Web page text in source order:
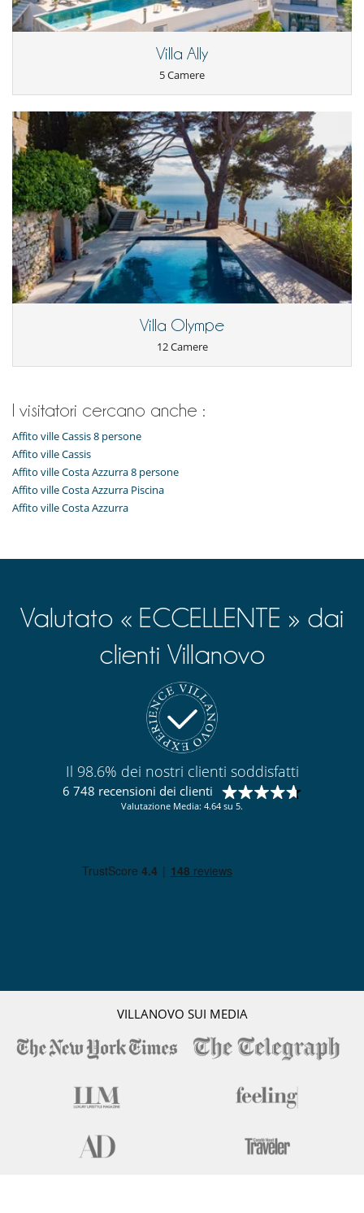
Accesso internet (wifi)
Piscina esteriore privata
Sistema di sicurezza per piscine
Elettrodomestici
Congelatore
forno
Frigorifero
Grill
Lavastoviglie
Lavatrice
Macchina a caffè
Macchina per il caffè Nespresso
Piastra per interni
Tostapane
Per la vostra comodità e convenienza
Aria condizionata
Villa Ally
5 Camere
Villa Olympe
12 Camere
I visitatori cercano anche :
Affito ville Cassis 8 persone
Affito ville Cassis
Affito ville Costa Azzurra 8 persone
Affito ville Costa Azzurra Piscina
Affito ville Costa Azzurra
Valutato « ECCELLENTE » dai
clienti Villanovo
Il 98.6% dei nostri clienti soddisfatti
6 748 recensioni dei clienti
Valutazione Media: 4.64 su 5.
VILLANOVO SUI MEDIA